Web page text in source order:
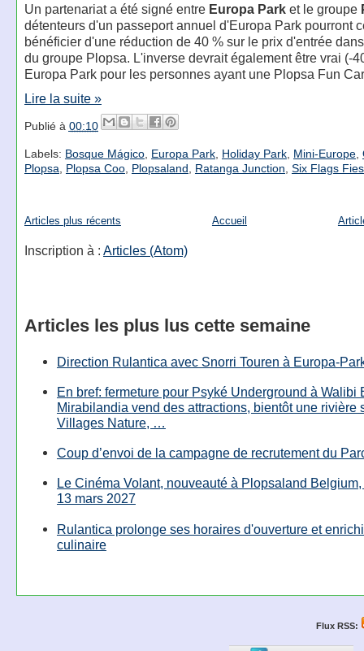
Un partenariat a été signé entre Europa Parket le groupe
détenteurs d'un passeport annuel d'Europa Park pourront
bénéficier d'une réduction de 40 % sur le prix d'entrée
du groupe Plopsa. L'inverse devrait également être vrai (-
Europa Park pour les personnes ayant une Plopsa Fun
Lire la suite »
Publié à 00:10
Labels: Bosque Mágico, Europa Park, Holiday Park, Mini-Europe,
Plopsa, Plopsa Coo, Plopsaland, Ratanga Junction, Six Flags
Articles plus récents Accueil
Inscription à : Articles (Atom)
Articles les plus lus cette semaine
Direction Rulantica avec Snorri Touren à Europa-
En bref: fermeture pour Psyké Underground à Walibi
Mirabilandia vend des attractions, bientôt une rivière
Villages Nature, …
Coup d’envoi de la campagne de recrutement du
Le Cinéma Volant, nouveauté à Plopsaland
13 mars 2027
Rulantica prolonge ses horaires d'ouverture et
culinaire
Flux RSS: